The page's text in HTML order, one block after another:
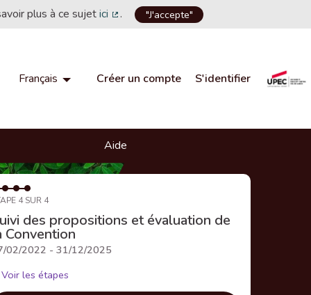
plus à ce sujetici
(Lien externe)
. "J'accepte"
Français Choisir la langueChoose language
Créer un compte S'identifier
Aide
4 SUR 4
des propositions et évaluation de
Convention
02/2022 - 31/12/2025
Voir les étapes